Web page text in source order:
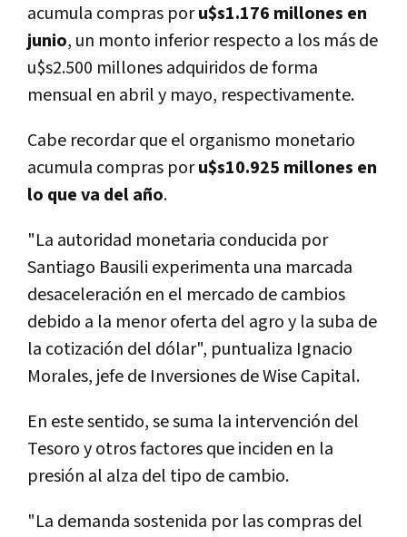
acumula compras poru$s1.176 millones en
junio, un monto inferior respecto a los más de
u$s2.500 millones adquiridos de forma
mensual en abril y mayo, respectivamente.
Cabe recordar que el organismo monetario
acumula compras poru$s10.925 millones en
lo que va del año.
"La autoridad monetaria conducida por
Santiago Bausili experimenta una marcada
desaceleración en el mercado de cambios
debido a la menor oferta del agro y la suba de
la cotización del dólar", puntualiza Ignacio
Morales, jefe de Inversiones de Wise Capital.
En este sentido, se suma la intervención del
Tesoro y otros factores que inciden en la
presión al alza del tipo de cambio.
"La demanda sostenida por las compras del